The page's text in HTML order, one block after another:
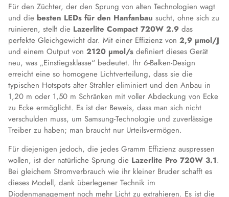
Für den Züchter, der den Sprung von alten Technologien wagt
und die besten LEDs für den Hanfanbau sucht, ohne sich zu
ruinieren, stellt die Lazerlite Compact 720W 2.9 das
perfekte Gleichgewicht dar. Mit einer Effizienz von 2,9 µmol/J
und einem Output von 2120 µmol/s definiert dieses Gerät
neu, was „Einstiegsklasse“ bedeutet. Ihr 6-Balken-Design
erreicht eine so homogene Lichtverteilung, dass sie die
typischen Hotspots alter Strahler eliminiert und den Anbau in
1,20 m oder 1,50 m Schränken mit voller Abdeckung von Ecke
zu Ecke ermöglicht. Es ist der Beweis, dass man sich nicht
verschulden muss, um Samsung-Technologie und zuverlässige
Treiber zu haben; man braucht nur Urteilsvermögen.
Für diejenigen jedoch, die jedes Gramm Effizienz auspressen
wollen, ist der natürliche Sprung die Lazerlite Pro 720W 3.1.
Bei gleichem Stromverbrauch wie ihr kleiner Bruder schafft es
dieses Modell, dank überlegener Technik im
Diodenmanagement noch mehr Licht zu extrahieren. Es ist die